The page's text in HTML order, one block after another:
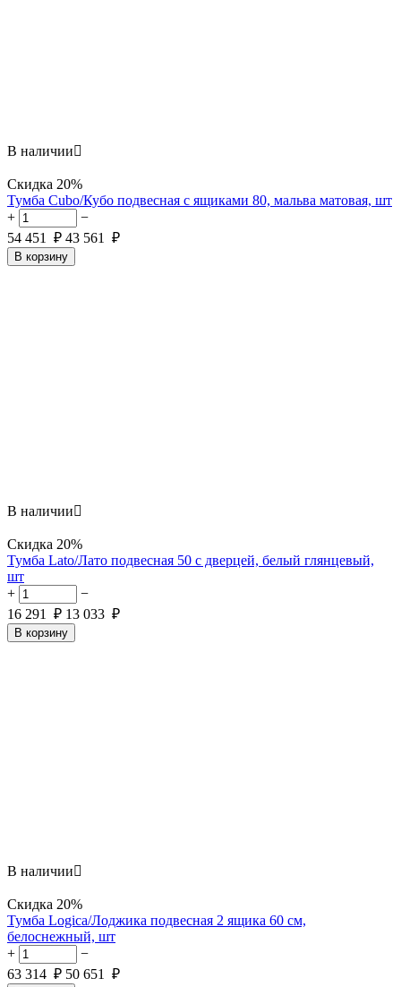
В наличии
Скидка 20%
Тумба Cubo/Кубо подвесная с ящиками 80, мальва матовая, шт
+
−
54 451
₽ 43 561 ₽
В корзину
В наличии
Скидка 20%
Тумба Lato/Лато подвесная 50 с дверцей, белый глянцевый,
шт
+
−
16 291
₽ 13 033 ₽
В корзину
В наличии
Скидка 20%
Тумба Logica/Лоджика подвесная 2 ящика 60 см,
белоснежный, шт
+
−
63 314 ₽ 50 651 ₽